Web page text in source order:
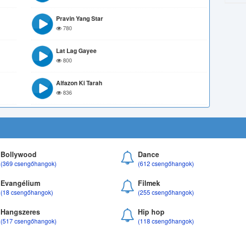
Pravin Yang Star
780
Lat Lag Gayee
800
Alfazon Ki Tarah
836
Bollywood
(369 csengőhangok)
Dance
(612 csengőhangok)
Evangélium
(18 csengőhangok)
Filmek
(255 csengőhangok)
Hangszeres
(517 csengőhangok)
Hip hop
(118 csengőhangok)